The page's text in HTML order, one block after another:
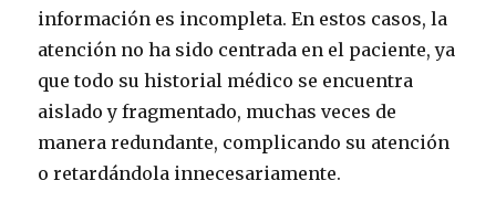
información es incompleta. En estos casos, la
atención no ha sido centrada en el paciente, ya
que todo su historial médico se encuentra
aislado y fragmentado, muchas veces de
manera redundante, complicando su atención
o retardándola innecesariamente.